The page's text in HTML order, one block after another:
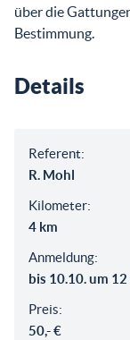
über die
Bestimmung.
Details
Referent:
R. Mohl
Kilometer:
4 km
Anmeldung:
bis 10.10. um
Preis:
50,- €